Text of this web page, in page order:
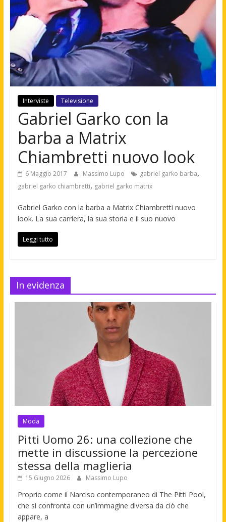
Interviste Televisione
Gabriel Garko con la
barba a Matrix
Chiambretti nuovo look
6 Maggio 2017 Massimo Lupo gabriel garko barba,
gabriel garko chiambretti, gabriel garko matrix
Gabriel Garko con la barba a Matrix Chiambretti nuovo
look. La sua carriera, la sua storia e il suo nuovo
Leggi tutto
In evidenza
Moda
Pitti Uomo 26: una collezione che
mette in discussione la percezione
stessa della maglieria
15 Giugno 2026 Massimo Lupo
Proprio come il Narciso contemporaneo di The Pitti Pool,
che si confronta con un’immagine diversa da ciò che
appare, a